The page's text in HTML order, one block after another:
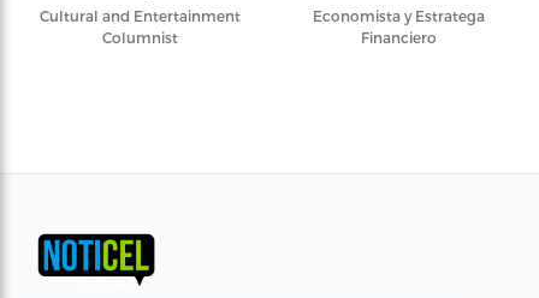
Cultural and Entertainment
Columnist
Economista y Estratega
Financiero